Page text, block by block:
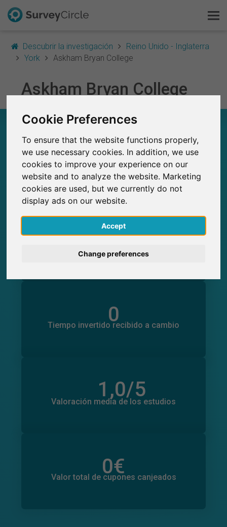
Cookie Preferences
To ensure that the website functions properly,
we use necessary cookies. In addition, we use
cookies to improve your experience on our
website and to analyze the website. Marketing
cookies are used, but we currently do not
display ads on our website.
Accept
Change preferences
Descubrir la investigación
Reino Unido - Inglaterra
York
Askham Bryan College
Askham Bryan College
ASKHAM BRYAN COLLEGE – EN RESUMEN
0
Número total de estudios publicados en
SurveyCircle
0
Estudios actuales en SurveyCircle
0
SurveyCircle
0
Participaciones generadas en SurveyCircle
0
Tiempo invertido recibido a cambio
0
Tiempo invertido en otros estudios
1,0/5
Valoración media de los estudios
0
Número total de valoraciones
0€
Valor total de cupones canjeados
0€
Valor total de donaciones
Explorar la investigación
FAQ
Regístrate gratis
Iniciar sesión
English
Deutsch
Italiano